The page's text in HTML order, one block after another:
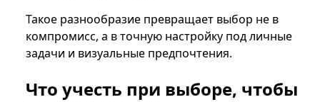
Такое разнообразие превращает выбор не в
компромисс, а в точную настройку под личные
задачи и визуальные предпочтения.
Что учесть при выборе, чтобы